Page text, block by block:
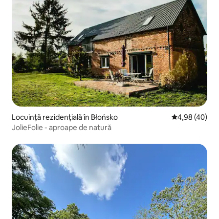
Locuință rezidențială în Błońsko Scor mediu
4,98 (40)
JolieFolie - aproape de natură